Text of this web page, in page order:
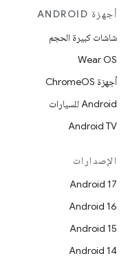
أجهزة ANDROID
شاشات كبيرة الحجم
Wear OS
أجهزة ChromeOS
Android للسيارات
Android TV
الإصدارات
Android 17
Android 16
Android 15
Android 14